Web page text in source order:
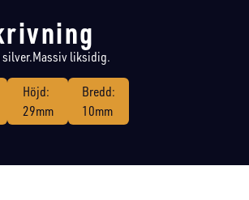
silver.Massiv liksidig.
Höjd:
29mm
Bredd:
10mm